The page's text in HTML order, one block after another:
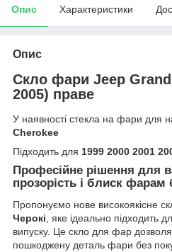
Опис Характеристики
Опис
Скло фари Jeep
2005) праве
У наявності стекла на фари для
Cherokee
Підходить для 1999 2000 2001
Професійне рішення для
прозорість і блиск фарам
Пропонуємо нове високоякісне
Черокі, яке ідеально підходить
випуску. Це скло для фар
пошкоджену деталь фари без